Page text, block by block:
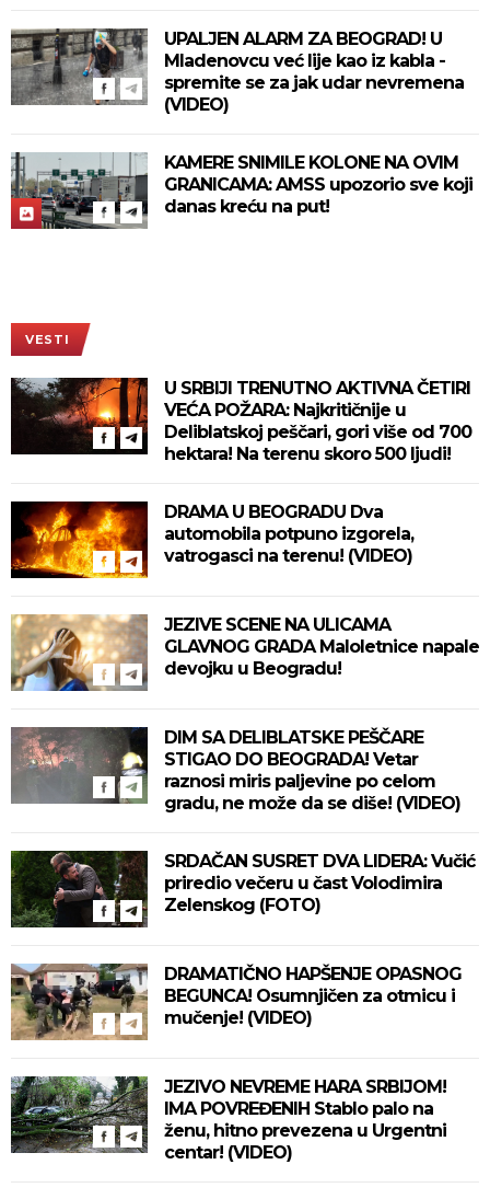
UPALJEN ALARM ZA BEOGRAD! U
Mladenovcu već lije kao iz kabla -
spremite se za jak udar nevremena
(VIDEO)
KAMERE SNIMILE KOLONE NA OVIM
GRANICAMA: AMSS upozorio sve koji
danas kreću na put!
VESTI
U SRBIJI TRENUTNO AKTIVNA ČETIRI
VEĆA POŽARA: Najkritičnije u
Deliblatskoj peščari, gori više od 700
hektara! Na terenu skoro 500 ljudi!
DRAMA U BEOGRADU Dva
automobila potpuno izgorela,
vatrogasci na terenu! (VIDEO)
JEZIVE SCENE NA ULICAMA
GLAVNOG GRADA Maloletnice napale
devojku u Beogradu!
DIM SA DELIBLATSKE PEŠČARE
STIGAO DO BEOGRADA! Vetar
raznosi miris paljevine po celom
gradu, ne može da se diše! (VIDEO)
SRDAČAN SUSRET DVA LIDERA: Vučić
priredio večeru u čast Volodimira
Zelenskog (FOTO)
DRAMATIČNO HAPŠENJE OPASNOG
BEGUNCA! Osumnjičen za otmicu i
mučenje! (VIDEO)
JEZIVO NEVREME HARA SRBIJOM!
IMA POVREĐENIH Stablo palo na
ženu, hitno prevezena u Urgentni
centar! (VIDEO)